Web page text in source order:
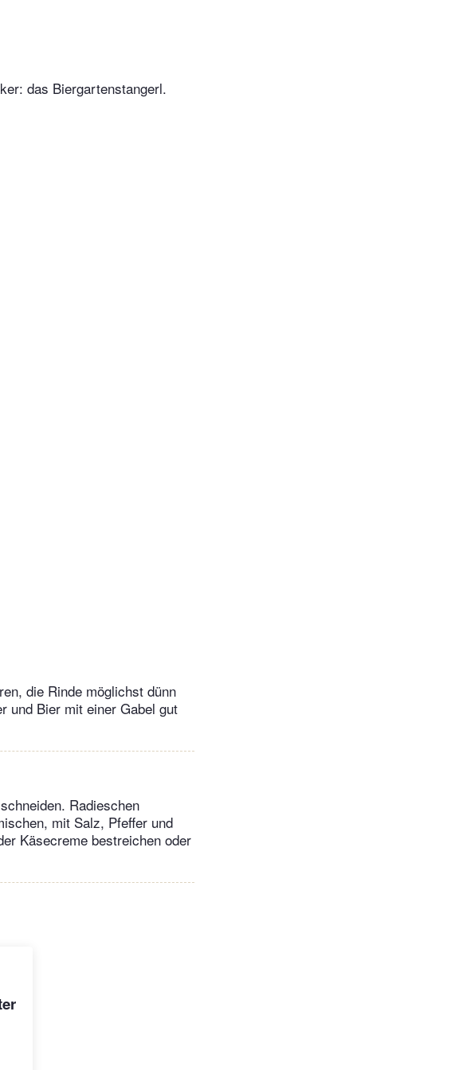
das Biergartenstangerl.
die Rinde möglichst dünn
und Bier mit einer Gabel gut
Radieschen
mit Salz, Pfeffer und
Käsecreme bestreichen oder